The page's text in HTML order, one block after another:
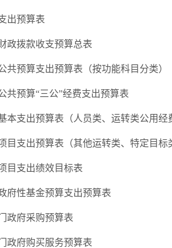
出预算表
政拨款收支预算总表
共预算支出预算表 （按功能科目分类）
共预算“三公”经费支出预算表
本支出预算表 （人员类、运转类公用经
目支出预算表（其他运转类、特定目标
目支出绩效目标表
府性基金预算支出预算表
政府采购预算表
政府购买服务预算表